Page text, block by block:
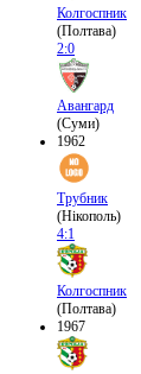
Колгоспник
(Полтава)
2:0
Авангард
(Суми)
1962
Трубник
(Нікополь)
4:1
Колгоспник
(Полтава)
1967